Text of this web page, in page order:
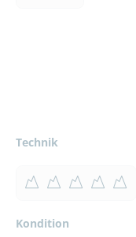
Technik
Kondition